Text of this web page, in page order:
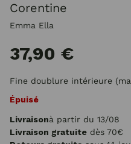
Corentine
Emma Ella
37,90 €
Fine doublure intérieure
Épuisé
Livraisonà partir du 13/08
Livraison gratuite dès 70€